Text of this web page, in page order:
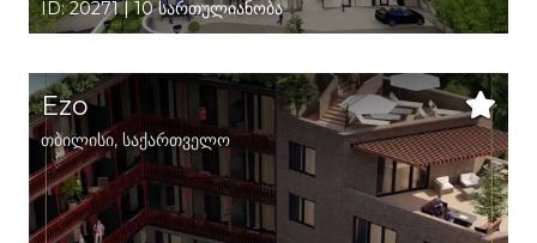
ID: 20271 | 10 სართულიანობა
Ezo
თბილისი,საქართველო